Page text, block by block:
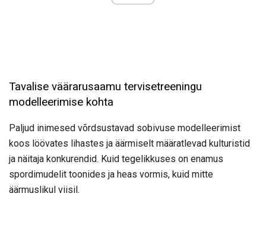
Tavalise väärarusaamu tervisetreeningu
modelleerimise kohta
Paljud inimesed võrdsustavad sobivuse modelleerimist
koos löövates lihastes ja äärmiselt määratlevad kulturistid
ja näitaja konkurendid. Kuid tegelikkuses on enamus
spordimudelit toonides ja heas vormis, kuid mitte
äärmuslikul viisil.